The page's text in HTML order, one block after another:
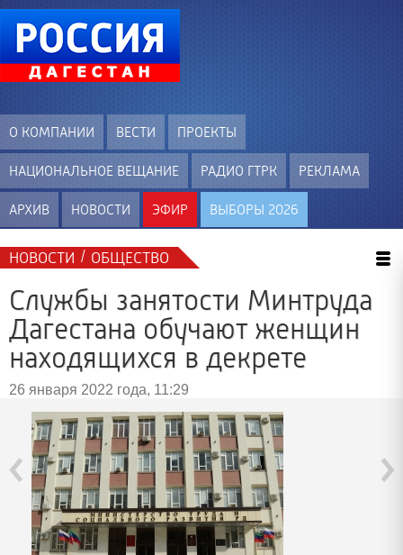
О КОМПАНИИ ВЕСТИ ПРОЕКТЫ
НАЦИОНАЛЬНОЕ ВЕЩАНИЕ РАДИО ГТРК РЕКЛАМА
АРХИВ НОВОСТИ ЭФИР ВЫБОРЫ 2026
НОВОСТИ / ОБЩЕСТВО
Службы занятости Минтруда
Дагестана обучают женщин
находящихся в декрете
26 января 2022 года, 11:29
‹ ›